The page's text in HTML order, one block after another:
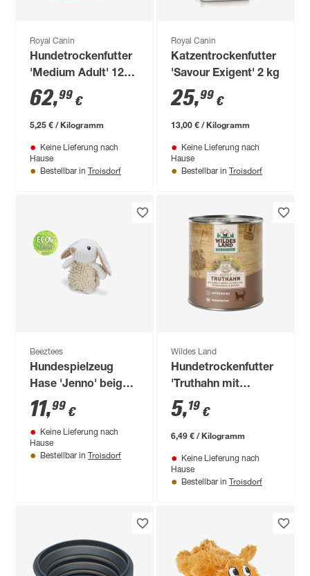
Royal Canin
Hundetrockenfutter
'Medium Adult' 12
kg
62,99 €
5,25 € / Kilogramm
Keine Lieferung nach
Hause
Bestellbar in Troisdorf
Royal Canin
Katzentrockenfutter
'Savour Exigent' 2 kg
25,99 €
13,00 € / Kilogramm
Keine Lieferung nach
Hause
Bestellbar in Troisdorf
Beeztees
Hundespielzeug
Hase 'Jenno' beige
22 cm
11,99 €
Keine Lieferung nach
Hause
Bestellbar in Troisdorf
Wildes Land
Hundetrockenfutter
'Truthahn mit
Süßkartoffel,
Cranberries,
Wildkräutern und
5,19 €
6,49 € / Kilogramm
Keine Lieferung nach
Hause
Bestellbar in Troisdorf